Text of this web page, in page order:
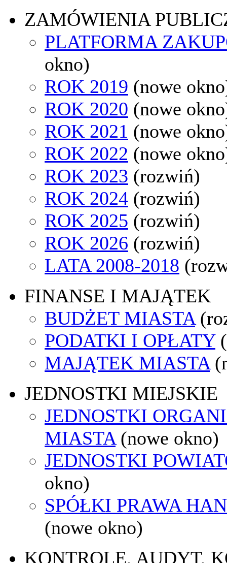
ZAMÓWIENIA
PLATFORMA
okno)
ROK 2019 (nowe
ROK 2020 (nowe
ROK 2021 (nowe
ROK 2022 (nowe
ROK 2023 (rozwiń)
ROK 2024 (rozwiń)
ROK 2025 (rozwiń)
ROK 2026 (rozwiń)
LATA 2008-2018
FINANSE I MAJĄTEK
BUDŻET MIASTA
PODATKI I OPŁATY
MAJĄTEK MIASTA
JEDNOSTKI MIEJSKIE
JEDNOSTKI
MIASTA (nowe okno)
JEDNOSTKI
okno)
SPÓŁKI PRAWA
(nowe okno)
KONTROLE, AUDYT,